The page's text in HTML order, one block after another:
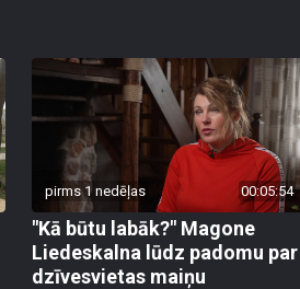
pirms 1 nedēļas 00:05:54
"Kā būtu labāk?" Magone
Liedeskalna lūdz padomu par
dzīvesvietas maiņu